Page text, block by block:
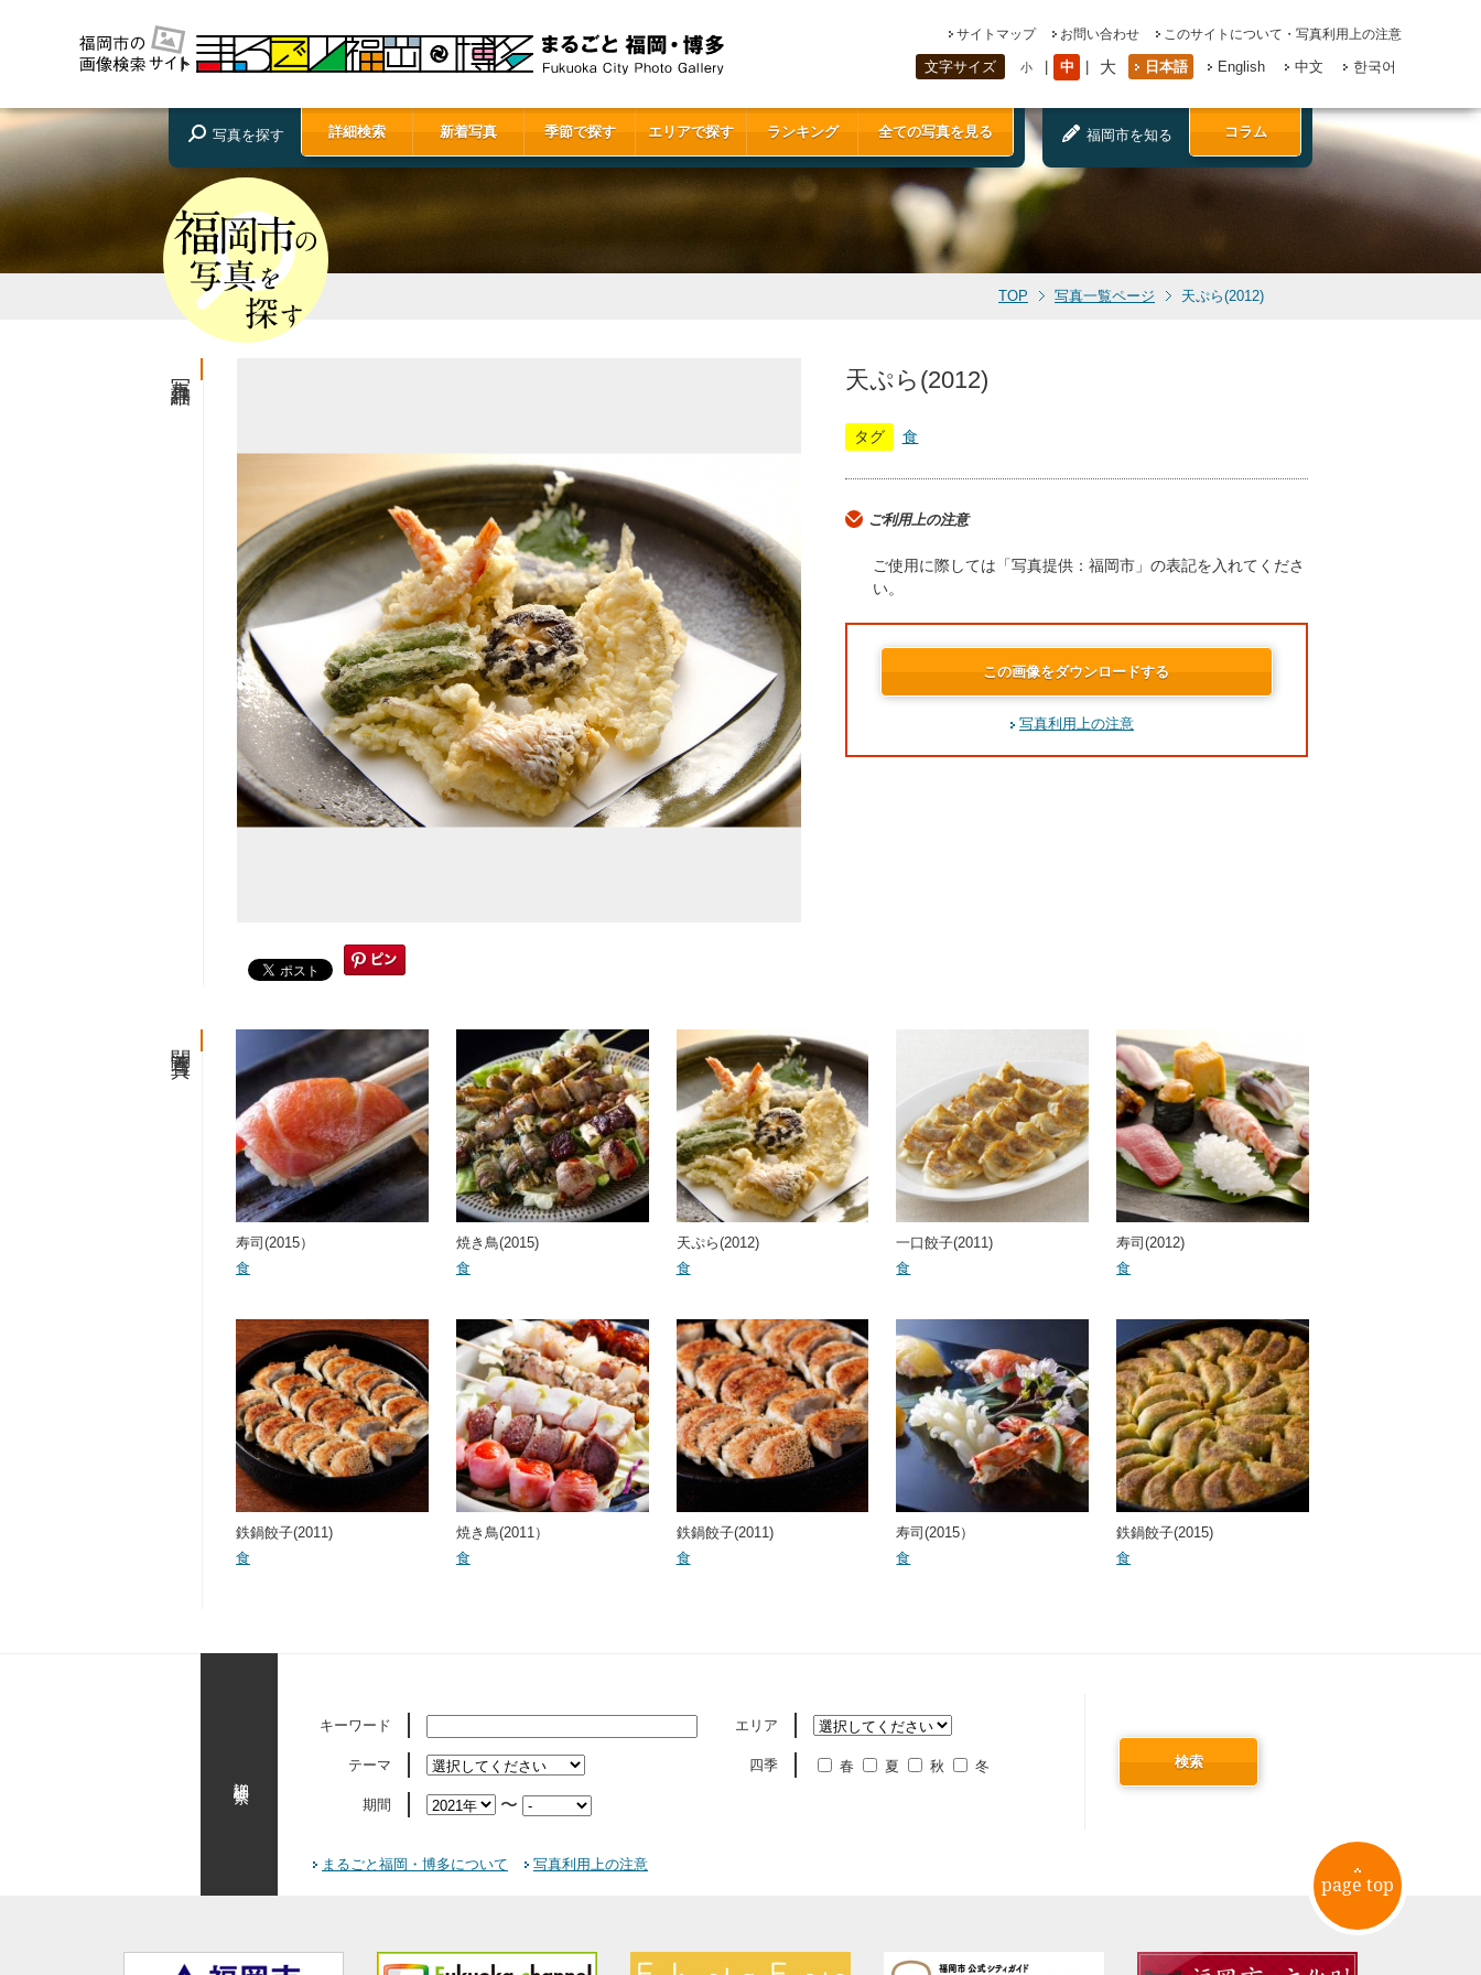
サイトマップ お問い合わせ このサイトについて・写真利用上の注意
文字サイズ 小 中 大 日本語 English 中文 한국어
写真を探す 詳細検索 新着写真 季節で探す エリアで探す ランキング 全ての写真を見る 福岡市を知る コラム
TOP 写真一覧ページ 天ぷら(2012)
天ぷら(2012)
タグ 食
ご利用上の注意
ご使用に際しては「写真提供：福岡市」の表記を入れてくださ
い。
この画像をダウンロードする
写真利用上の注意
寿司(2015）
食
焼き鳥(2015)
食
天ぷら(2012)
食
一口餃子(2011)
食
寿司(2012)
食
鉄鍋餃子(2011)
食
焼き鳥(2011）
食
鉄鍋餃子(2011)
食
寿司(2015）
食
鉄鍋餃子(2015)
食
キーワード エリア
テーマ 四季 春 夏 秋 冬
期間 〜
検索
まるごと福岡・博多について 写真利用上の注意
page top